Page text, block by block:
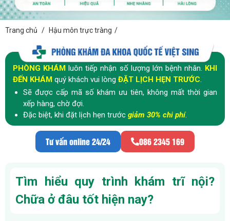
Trang chủ / Hậu môn trực tràng /
PHÒNG KHÁM luôn tiếp nhận số lượng lớn bệnh nhân. KHI
ĐẾN KHÁM quý khách vui lòng ĐẶT LỊCH HẸN TRƯỚC.
Sẽ được cấp mã số khám ưu tiên, không mất thời gian
xếp hàng, chờ đợi.
Đặc biệt, khi đặt lịch hẹn trước giảm 30% chi phí.
Tư vấn online 24/24 086 2345 169
Tìm hiểu quy trình khám trĩ nội?
Chữa ở đâu tốt hiện nay?